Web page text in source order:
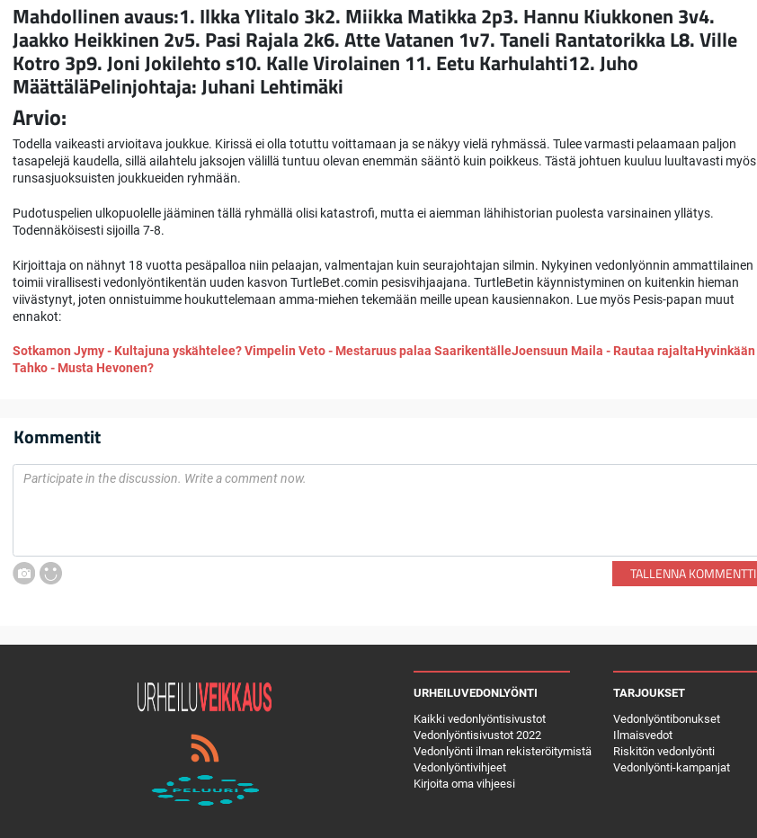
Mahdollinen avaus:1. Ilkka Ylitalo 3k2. Miikka Matikka 2p3. Hannu Kiukkonen 3v4.
Jaakko Heikkinen 2v5. Pasi Rajala 2k6. Atte Vatanen 1v7. Taneli Rantatorikka L8. Ville
Kotro 3p9. Joni Jokilehto s10. Kalle Virolainen 11. Eetu Karhulahti12. Juho
MäättäläPelinjohtaja: Juhani Lehtimäki
Arvio:
Todella vaikeasti arvioitava joukkue. Kirissä ei olla totuttu voittamaan ja se näkyy vielä ryhmässä. Tulee varmasti pelaamaan paljon
tasapelejä kaudella, sillä ailahtelu jaksojen välillä tuntuu olevan enemmän sääntö kuin poikkeus. Tästä johtuen kuuluu luultavasti myös
runsasjuoksuisten joukkueiden ryhmään.
Pudotuspelien ulkopuolelle jääminen tällä ryhmällä olisi katastrofi, mutta ei aiemman lähihistorian puolesta varsinainen yllätys.
Todennäköisesti sijoilla 7-8.
Kirjoittaja on nähnyt 18 vuotta pesäpalloa niin pelaajan, valmentajan kuin seurajohtajan silmin. Nykyinen vedonlyönnin ammattilainen
toimii virallisesti vedonlyöntikentän uuden kasvon TurtleBet.comin pesisvihjaajana. TurtleBetin käynnistyminen on kuitenkin hieman
viivästynyt, joten onnistuimme houkuttelemaan amma-miehen tekemään meille upean kausiennakon. Lue myös Pesis-papan muut
ennakot:
Sotkamon Jymy - Kultajuna yskähtelee?Vimpelin Veto - Mestaruus palaa SaarikentälleJoensuun Maila - Rautaa rajaltaHyvinkään
Tahko - Musta Hevonen?
Kommentit
TALLENNA KOMMENTTI
URHEILUVEDONLYÖNTI
Kaikki vedonlyöntisivustot
Vedonlyöntisivustot 2022
Vedonlyönti ilman rekisteröitymistä
Vedonlyöntivihjeet
Kirjoita oma vihjeesi
TARJOUKSET
Vedonlyöntibonukset
Ilmaisvedot
Riskitön vedonlyönti
Vedonlyönti-kampanjat